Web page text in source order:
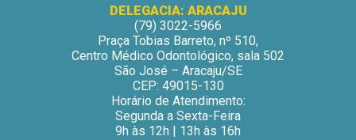
DELEGACIA: ARACAJU
(79) 3022-5966
Praça Tobias Barreto, nº 510,
Centro Médico Odontológico, sala 502
São José – Aracaju/SE
CEP: 49015-130
Horário de Atendimento:
Segunda a Sexta-Feira
9h às 12h | 13h às 16h